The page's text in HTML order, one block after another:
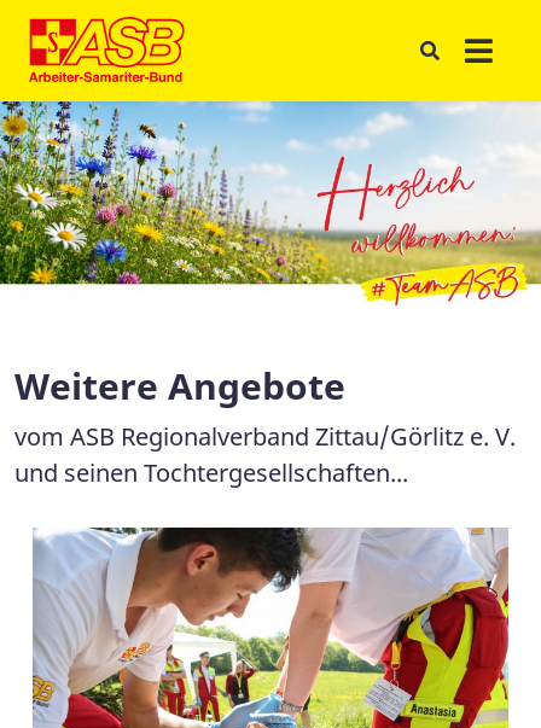
Weitere Angebote
vom ASB Regionalverband Zittau/Görlitz e. V.
und seinen Tochtergesellschaften...